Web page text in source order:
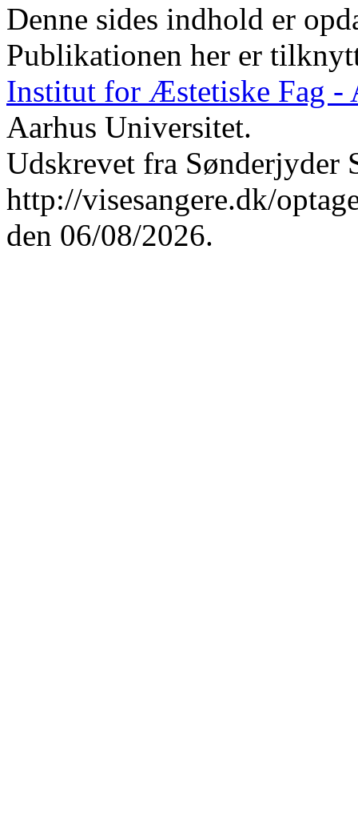
Denne sides indhold er
Publikationen her er
Institut for Æstetiske Fag -
Aarhus Universitet.
Udskrevet fra Sønderjyder
http://visesangere.dk/
den 06/08/2026.